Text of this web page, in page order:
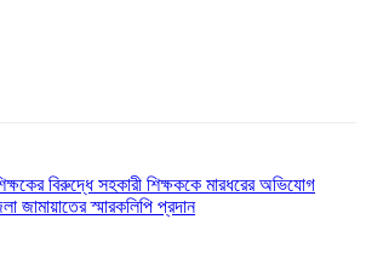
বিরুদ্ধে সহকারী শিক্ষককে মারধরের অভিযোগ
জামায়াতের স্মারকলিপি প্রদান